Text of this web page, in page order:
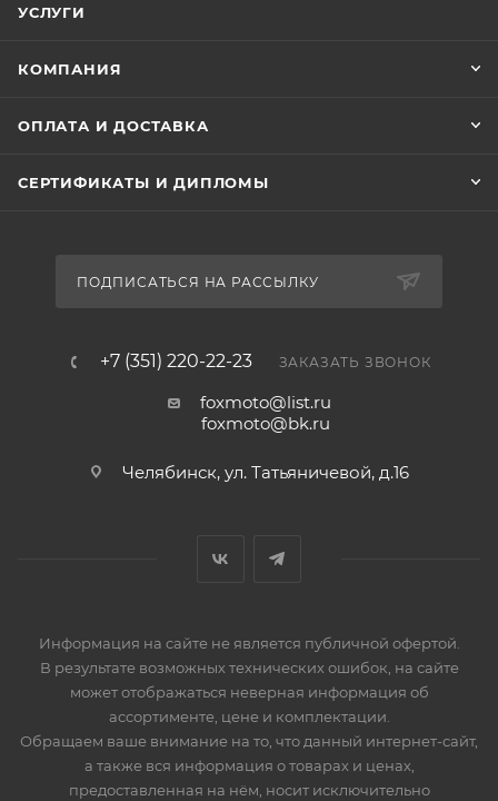
УСЛУГИ
КОМПАНИЯ
ОПЛАТА И ДОСТАВКА
СЕРТИФИКАТЫ И ДИПЛОМЫ
ПОДПИСАТЬСЯ НА РАССЫЛКУ
+7 (351) 220-22-23 ЗАКАЗАТЬ ЗВОНОК
foxmoto@list.ru
foxmoto@bk.ru
Челябинск, ул. Татьяничевой, д.16
Информация на сайте не является публичной офертой.
В результате возможных технических ошибок, на сайте
может отображаться неверная информация об
ассортименте, цене и комплектации.
Обращаем ваше внимание на то, что данный интернет-сайт,
а также вся информация о товарах и ценах,
предоставленная на нём, носит исключительно